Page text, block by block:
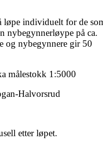
individuelt for de
nybegynnerløype på ca.
og nybegynnere gir 50
målestokk 1:5000
Halvorsrud
etter løpet.